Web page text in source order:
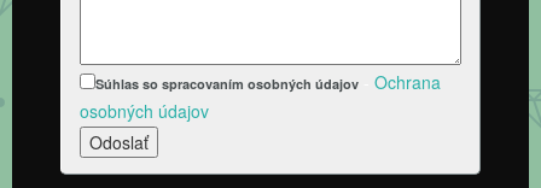
Súhlas so spracovaním osobných údajov
Ochrana
osobných údajov